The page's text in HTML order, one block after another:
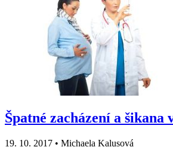
Špatné zacházení a šikana
19. 10. 2017 • Michaela Kalusová